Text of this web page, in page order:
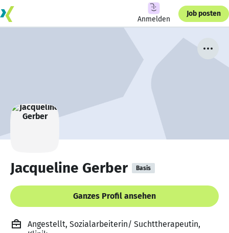
Anmelden
Job posten
Jacqueline Gerber Basis
Ganzes Profil ansehen
Angestellt, Sozialarbeiterin/ Suchttherapeutin,